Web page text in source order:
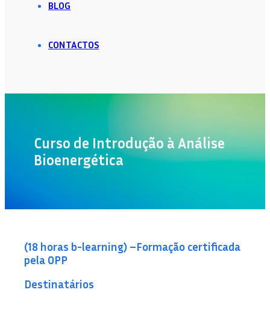
BLOG
CONTACTOS
Curso de Introdução à Análise
Bioenergética
(18 horas b-learning) –Formação certificada
pela OPP
Destinatários